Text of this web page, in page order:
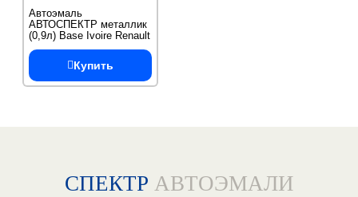
Автоэмаль
АВТОСПЕКТР металлик
(0,9л) Base Ivoire Renault
Kaptur
Купить
СПЕКТР АВТОЭМАЛИ